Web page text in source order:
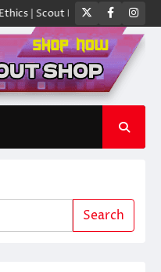
Library ക്യാമ്പിൽ ഓരോ
Twitter
Search